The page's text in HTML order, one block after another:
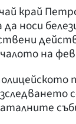
край
носи
на